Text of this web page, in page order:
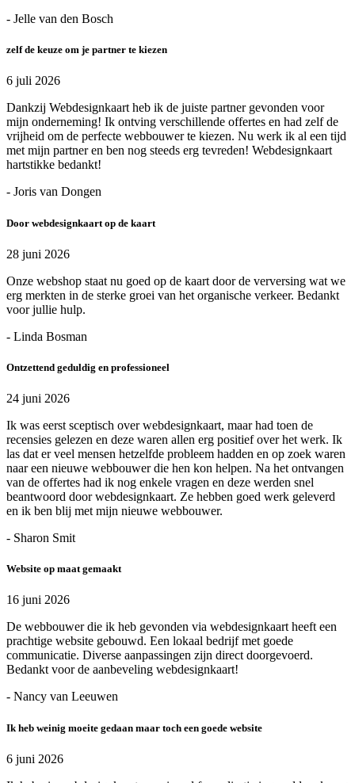
- Jelle van den Bosch
zelf de keuze om je partner te kiezen
6 juli 2026
Dankzij Webdesignkaart heb ik de juiste partner gevonden voor
mijn onderneming! Ik ontving verschillende offertes en had zelf de
vrijheid om de perfecte webbouwer te kiezen. Nu werk ik al een tijd
met mijn partner en ben nog steeds erg tevreden! Webdesignkaart
hartstikke bedankt!
- Joris van Dongen
Door webdesignkaart op de kaart
28 juni 2026
Onze webshop staat nu goed op de kaart door de verversing wat we
erg merkten in de sterke groei van het organische verkeer. Bedankt
voor jullie hulp.
- Linda Bosman
Ontzettend geduldig en professioneel
24 juni 2026
Ik was eerst sceptisch over webdesignkaart, maar had toen de
recensies gelezen en deze waren allen erg positief over het werk. Ik
las dat er veel mensen hetzelfde probleem hadden en op zoek waren
naar een nieuwe webbouwer die hen kon helpen. Na het ontvangen
van de offertes had ik nog enkele vragen en deze werden snel
beantwoord door webdesignkaart. Ze hebben goed werk geleverd
en ik ben blij met mijn nieuwe webbouwer.
- Sharon Smit
Website op maat gemaakt
16 juni 2026
De webbouwer die ik heb gevonden via webdesignkaart heeft een
prachtige website gebouwd. Een lokaal bedrijf met goede
communicatie. Diverse aanpassingen zijn direct doorgevoerd.
Bedankt voor de aanbeveling webdesignkaart!
- Nancy van Leeuwen
Ik heb weinig moeite gedaan maar toch een goede website
6 juni 2026